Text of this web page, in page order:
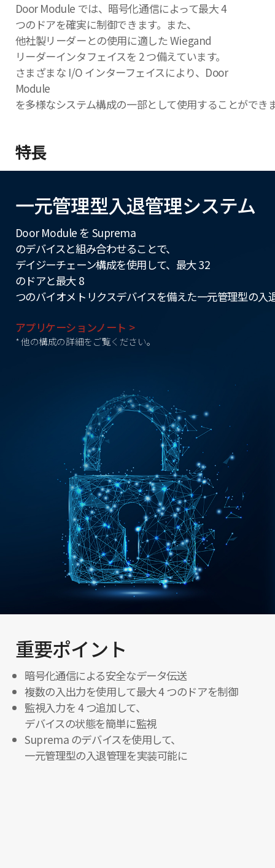
Door Module では、暗号化通信によって最大 4
つのドアを確実に制御できます。また、
他社製リーダーとの使用に適した Wiegand
リーダーインタフェイスを 2 つ備えています。
さまざまな I/O インターフェイスにより、Door
Module
を多様なシステム構成の一部として使用することができ
特長
一元管理型入退管理システム
Door Module を Suprema
のデバイスと組み合わせることで、
デイジーチェーン構成を使用して、最大 32
のドアと最大 8
つのバイオメトリクスデバイスを備えた一元管理型の
アプリケーションノート >
* 他の構成の詳細をご覧ください。
重要ポイント
暗号化通信による安全なデータ伝送
複数の入出力を使用して最大 4 つのドアを制御
監視入力を 4 つ追加して、
デバイスの状態を簡単に監視
Suprema のデバイスを使用して、
一元管理型の入退管理を実装可能に